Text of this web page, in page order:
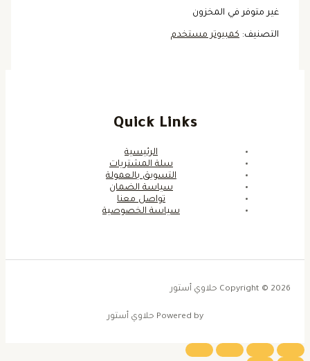
غير متوفر في المخزون
التصنيف: كمبيوتر مستخدم
Quick Links
الرئيسية
سلة المشتريات
التسويق بالعمولة
سياسة الضمان
تواصل معنا
سياسة الخصوصية
Copyright © 2026 حلاوي أستور
Powered by حلاوي أستور